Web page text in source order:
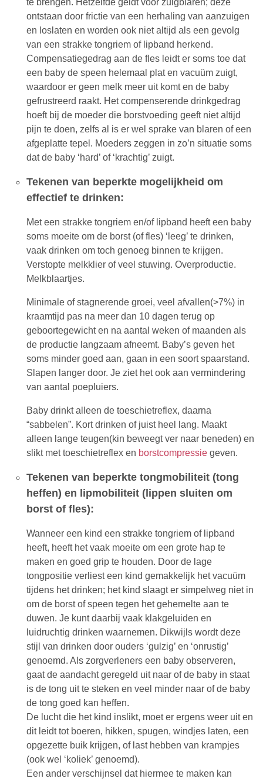
te brengen. Hetzelfde geldt voor zuigblaren; deze
ontstaan door frictie van een herhaling van aanzuigen
en loslaten en worden ook niet altijd als een gevolg
van een strakke tongriem of lipband herkend.
Compensatiegedrag aan de fles leidt er soms toe dat
een baby de speen helemaal plat en vacuüm zuigt,
waardoor er geen melk meer uit komt en de baby
gefrustreerd raakt. Het compenserende drinkgedrag
hoeft bij de moeder die borstvoeding geeft niet altijd
pijn te doen, zelfs al is er wel sprake van blaren of een
afgeplatte tepel. Moeders zeggen in zo’n situatie soms
dat de baby ‘hard’ of ‘krachtig’ zuigt.
Tekenen van beperkte mogelijkheid om
effectief te drinken:
Met een strakke tongriem en/of lipband heeft een baby
soms moeite om de borst (of fles) ‘leeg’ te drinken,
vaak drinken om toch genoeg binnen te krijgen.
Verstopte melkklier of veel stuwing. Overproductie.
Melkblaartjes.
Minimale of stagnerende groei, veel afvallen(>7%) in
kraamtijd pas na meer dan 10 dagen terug op
geboortegewicht en na aantal weken of maanden als
de productie langzaam afneemt. Baby’s geven het
soms minder goed aan, gaan in een soort spaarstand.
Slapen langer door. Je ziet het ook aan vermindering
van aantal poepluiers.
Baby drinkt alleen de toeschietreflex, daarna
“sabbelen”. Kort drinken of juist heel lang. Maakt
alleen lange teugen(kin beweegt ver naar beneden) en
slikt met toeschietreflex en borstcompressie geven.
Tekenen van beperkte tongmobiliteit (tong
heffen) en lipmobiliteit (lippen sluiten om
borst of fles):
Wanneer een kind een strakke tongriem of lipband
heeft, heeft het vaak moeite om een grote hap te
maken en goed grip te houden. Door de lage
tongpositie verliest een kind gemakkelijk het vacuüm
tijdens het drinken; het kind slaagt er simpelweg niet in
om de borst of speen tegen het gehemelte aan te
duwen. Je kunt daarbij vaak klakgeluiden en
luidruchtig drinken waarnemen. Dikwijls wordt deze
stijl van drinken door ouders ‘gulzig’ en ‘onrustig’
genoemd. Als zorgverleners een baby observeren,
gaat de aandacht geregeld uit naar of de baby in staat
is de tong uit te steken en veel minder naar of de baby
de tong goed kan heffen.
De lucht die het kind inslikt, moet er ergens weer uit en
dit leidt tot boeren, hikken, spugen, windjes laten, een
opgezette buik krijgen, of last hebben van krampjes
(ook wel ‘koliek’ genoemd).
Een ander verschijnsel dat hiermee te maken kan